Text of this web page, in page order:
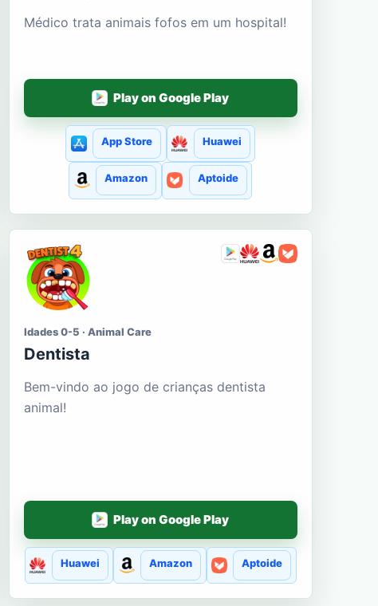
Médico trata animais fofos em um hospital!
Play on Google Play
App Store Huawei
Amazon Aptoide
Idades 0-5 · Animal Care
Dentista
Bem-vindo ao jogo de crianças dentista
animal!
Play on Google Play
Huawei Amazon Aptoide